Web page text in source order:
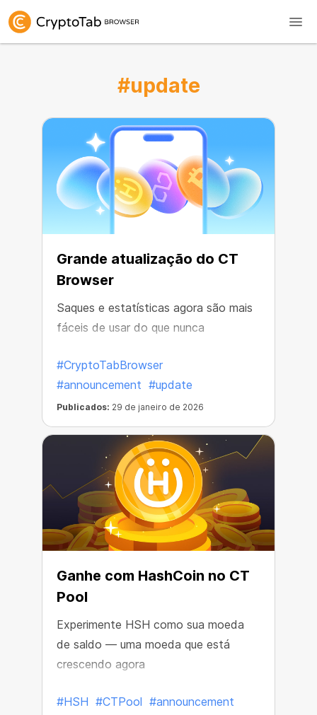
#update
Grande atualização do CT
Browser
Saques e estatísticas agora são mais
fáceis de usar do que nunca
#CryptoTabBrowser
#announcement #update
Publicados: 29 de janeiro de 2026
Ganhe com HashCoin no CT
Pool
Experimente HSH como sua moeda
de saldo — uma moeda que está
crescendo agora
#HSH #CTPool #announcement